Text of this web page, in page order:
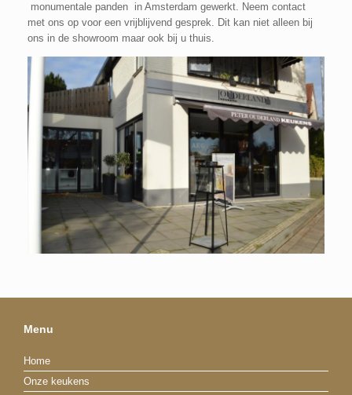
monumentale panden in Amsterdam gewerkt. Neem contact
met ons op voor een vrijblijvend gesprek. Dit kan niet alleen bij
ons in de showroom maar ook bij u thuis.
Menu
Home
Onze keukens